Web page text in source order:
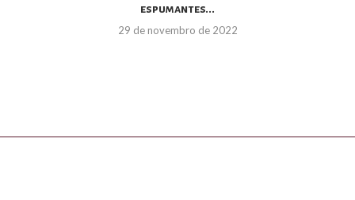
espumantes...
29 de novembro de 2022